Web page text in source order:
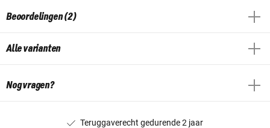
Beoordelingen (2)
Alle varianten
Nog vragen?
Teruggaverecht gedurende 2 jaar